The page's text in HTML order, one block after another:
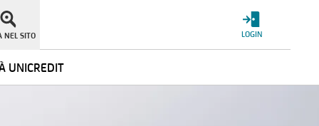
UNICREDIT
NEL SITO LOGIN